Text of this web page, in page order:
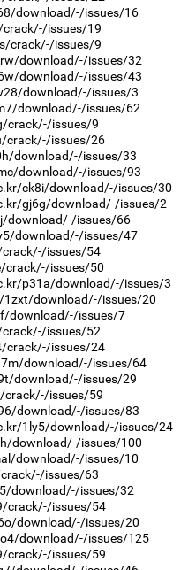
download/-/issues/16
issues/19
crack/-/issues/9
download/-/issues/32
download/-/issues/43
download/-/issues/3
download/-/issues/62
crack/-/issues/9
crack/-/issues/26
download/-/issues/33
download/-/issues/93
ck8i/download/-/issues/30
gj6g/download/-/issues/2
download/-/issues/66
download/-/issues/47
issues/54
crack/-/issues/50
p31a/download/-/issues/3
download/-/issues/20
download/-/issues/7
issues/52
crack/-/issues/24
download/-/issues/64
download/-/issues/29
issues/59
download/-/issues/83
1ly5/download/-/issues/24
download/-/issues/100
download/-/issues/10
issues/63
download/-/issues/32
crack/-/issues/54
download/-/issues/20
download/-/issues/125
crack/-/issues/59